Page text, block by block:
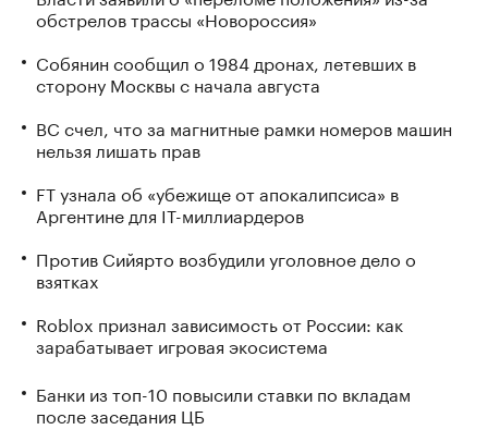
обстрелов трассы «Новороссия»
Собянин сообщил о 1984 дронах, летевших в
сторону Москвы с начала августа
ВС счел, что за магнитные рамки номеров машин
нельзя лишать прав
FT узнала об «убежище от апокалипсиса» в
Аргентине для IT-миллиардеров
Против Сийярто возбудили уголовное дело о
взятках
Roblox признал зависимость от России: как
зарабатывает игровая экосистема
Банки из топ-10 повысили ставки по вкладам
после заседания ЦБ